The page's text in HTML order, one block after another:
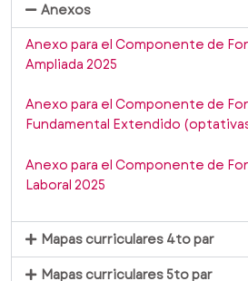
Anexos
Anexo para el Componente de
Ampliada 2025
Anexo para el Componente de
Fundamental Extendido
Anexo para el Componente de
Laboral 2025
Mapas curriculares 4to par
Mapas curriculares 5to par